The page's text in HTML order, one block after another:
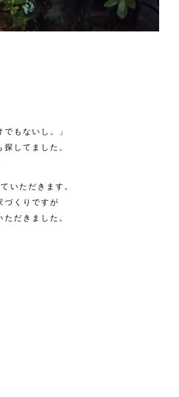
もないし。」
してました。
いただきます。
づくりですが
だきました。